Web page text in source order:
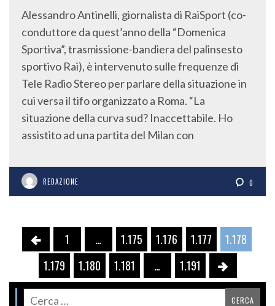
Alessandro Antinelli, giornalista di RaiSport (co-
conduttore da quest’anno della “Domenica
Sportiva”, trasmissione-bandiera del palinsesto
sportivo Rai), è intervenuto sulle frequenze di
Tele Radio Stereo per parlare della situazione in
cui versa il tifo organizzato a Roma. “La
situazione della curva sud? Inaccettabile. Ho
assistito ad una partita del Milan con
REDAZIONE 0
1 … 1.175 1.176 1.177
1.178
1.179
1.180 1.181 … 1.191